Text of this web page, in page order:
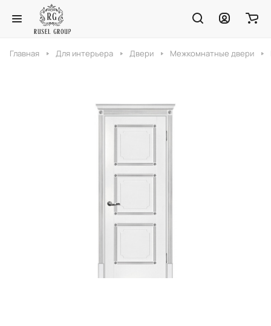
Главная Для интерьера Двери Межкомнатные двери